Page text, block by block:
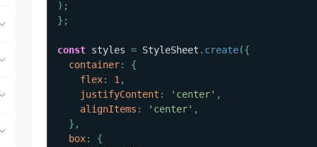
) ;
} ;
const styles = StyleSheet . create({
container:
{
flex: 1,
justifyContent : 'center' ,
alignItems : 'center' ,
} ,
box:
{